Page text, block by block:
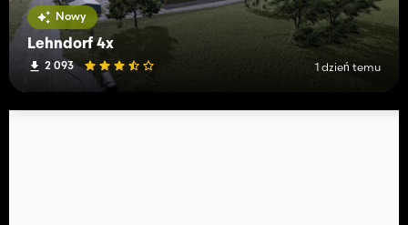
Nowy
Lehndorf 4x
2 093 1 dzień temu